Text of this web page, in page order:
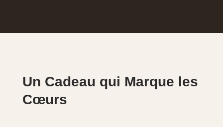
Un Cadeau qui Marque les
Cœurs